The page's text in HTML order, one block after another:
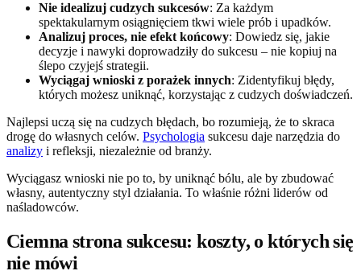
Nie idealizuj cudzych sukcesów: Za każdym
spektakularnym osiągnięciem tkwi wiele prób i upadków.
Analizuj proces, nie efekt końcowy: Dowiedz się, jakie
decyzje i nawyki doprowadziły do sukcesu – nie kopiuj na
ślepo czyjejś strategii.
Wyciągaj wnioski z porażek innych: Zidentyfikuj błędy,
których możesz uniknąć, korzystając z cudzych doświadczeń.
Najlepsi uczą się na cudzych błędach, bo rozumieją, że to skraca
drogę do własnych celów. Psychologia sukcesu daje narzędzia do
analizy i refleksji, niezależnie od branży.
Wyciągasz wnioski nie po to, by uniknąć bólu, ale by zbudować
własny, autentyczny styl działania. To właśnie różni liderów od
naśladowców.
Ciemna strona sukcesu: koszty, o których się
nie mówi